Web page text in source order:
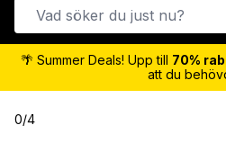
🌴 Summer Deals! Upp till 70%
att du
0/4